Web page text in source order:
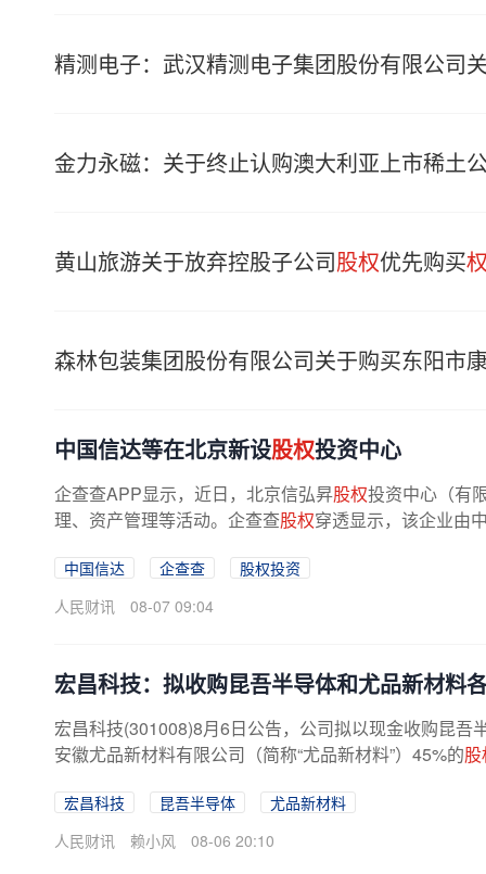
精测电子：武汉精测电子集团股份有限公司
金力永磁：关于终止认购澳大利亚上市稀土
黄山旅游关于放弃控股子公司股权优先购买
森林包装集团股份有限公司关于购买东阳市
中国信达等在北京新设股权投资中心
企查查APP显示，近日，北京信弘昇股权投资中心（有
理、资产管理等活动。企查查股权穿透显示，该企业由
中国信达 企查查
股权投资
人民财讯
08-07 09:04
宏昌科技：拟收购昆吾半导体和尤品新材料
宏昌科技(301008)8月6日公告，公司拟以现金收购昆吾
安徽尤品新材料有限公司（简称“尤品新材料”）45%的
宏昌科技 昆吾半导体
尤品新材料
人民财讯
赖小风 08-06 20:10